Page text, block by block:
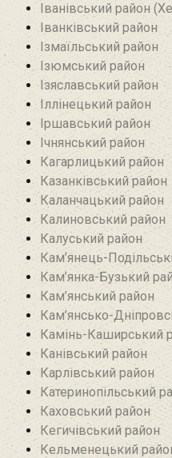
Іванівський район
Іванківський район
Ізмаїльський район
Ізюмський район
Ізяславський район
Іллінецький район
Іршавський район
Ічнянський район
Кагарлицький район
Казанківський район‎
Каланчацький район
Калиновський район
Калуський район
Кам’янець-
Кам’янка-Бузький
Кам’янський район
Кам’янсько-
Камінь-Каширський
Канівський район
Карлівський район
Катеринопільський
Каховський район
Кегичівський район
Кельменецький